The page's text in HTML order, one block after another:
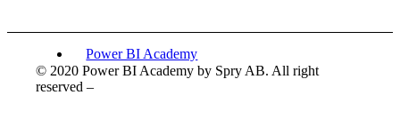
© 2020 Power BI Academy by Spry AB. All right
reserved –